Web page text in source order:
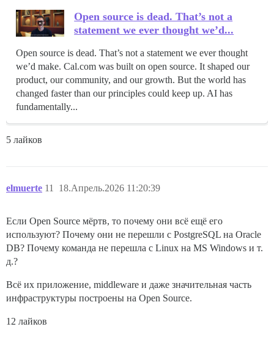
Open source is dead. That’s not a
statement we ever thought we’d...
Open source is dead. That’s not a statement we ever thought
we’d make. Cal.com was built on open source. It shaped our
product, our community, and our growth. But the world has
changed faster than our principles could keep up. AI has
fundamentally...
5 лайков
elmuerte 18.Апрель.2026 11:20:39
11
Если Open Source мёртв, то почему они всё ещё его
используют? Почему они не перешли с PostgreSQL на Oracle
DB? Почему команда не перешла с Linux на MS Windows и т.
д.?
Всё их приложение, middleware и даже значительная часть
инфраструктуры построены на Open Source.
12 лайков